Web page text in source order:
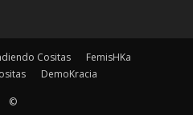
Cositas
FemisHKa
DemoKracia
©